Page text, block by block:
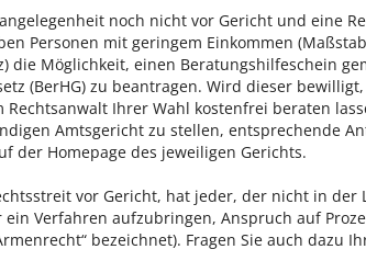
noch nicht vor Gericht und eine
Personen mit geringem Einkommen
die Möglichkeit, einen Beratungshilfeschein
(BerHG) zu beantragen. Wird dieser
Rechtsanwalt Ihrer Wahl kostenfrei beraten
Amtsgericht zu stellen, entsprechende
der Homepage des jeweiligen Gerichts.
vor Gericht, hat jeder, der nicht in der
Verfahren aufzubringen, Anspruch auf
bezeichnet). Fragen Sie auch dazu